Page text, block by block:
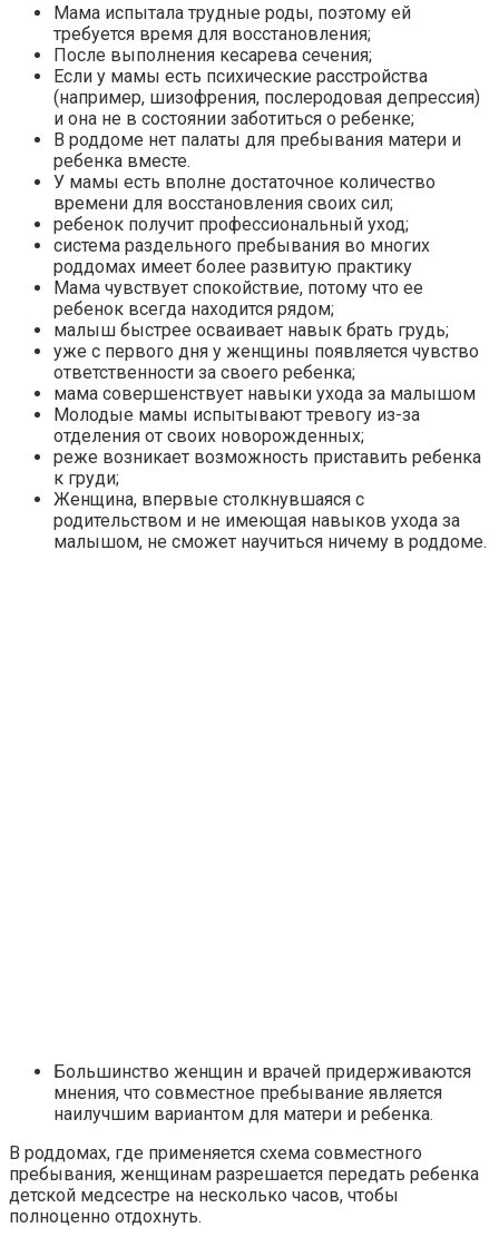
Мама испытала трудные роды, поэтому ей
требуется время для восстановления;
После выполнения кесарева сечения;
Если у мамы есть психические расстройства
(например, шизофрения, послеродовая депрессия)
и она не в состоянии заботиться о ребенке;
В роддоме нет палаты для пребывания матери и
ребенка вместе.
У мамы есть вполне достаточное количество
времени для восстановления своих сил;
ребенок получит профессиональный уход;
система раздельного пребывания во многих
роддомах имеет более развитую практику
Мама чувствует спокойствие, потому что ее
ребенок всегда находится рядом;
малыш быстрее осваивает навык брать грудь;
уже с первого дня у женщины появляется чувство
ответственности за своего ребенка;
мама совершенствует навыки ухода за малышом
Молодые мамы испытывают тревогу из-за
отделения от своих новорожденных;
реже возникает возможность приставить ребенка
к груди;
Женщина, впервые столкнувшаяся с
родительством и не имеющая навыков ухода за
малышом, не сможет научиться ничему в роддоме.
Большинство женщин и врачей придерживаются
мнения, что совместное пребывание является
наилучшим вариантом для матери и ребенка.
В роддомах, где применяется схема совместного
пребывания, женщинам разрешается передать ребенка
детской медсестре на несколько часов, чтобы
полноценно отдохнуть.